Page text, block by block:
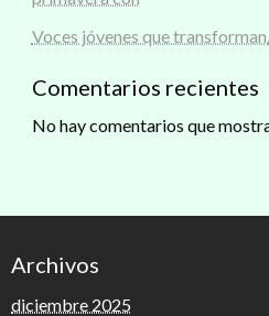
Voces jóvenes que transforman.
Comentarios recientes
No hay comentarios que
Archivos
diciembre 2025